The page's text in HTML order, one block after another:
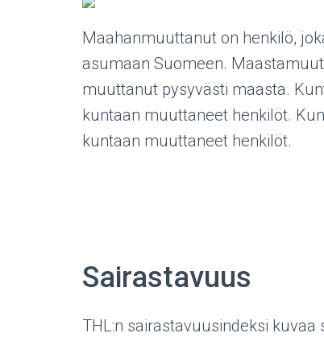
Maahanmuuttanut on henkilö,
asumaan Suomeen.
muuttanut pysyvästi maasta.
kuntaan muuttaneet henkilöt.
kuntaan muuttaneet henkilöt.
Sairastavuus
THL:n sairastavuusindeksi